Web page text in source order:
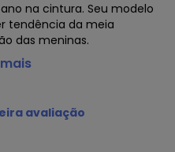
na cintura. Seu modelo
tendência da meia
das meninas.
Ribana com Elastano
avaliação